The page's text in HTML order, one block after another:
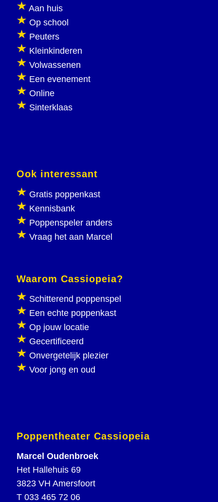
Aan huis
Op school
Peuters
Kleinkinderen
Volwassenen
Een evenement
Online
Sinterklaas
Ook interessant
Gratis poppenkast
Kennisbank
Poppenspeler anders
Vraag het aan Marcel
Waarom Cassiopeia?
Schitterend poppenspel
Een echte poppenkast
Op jouw locatie
Gecertificeerd
Onvergetelijk plezier
Voor jong en oud
Poppentheater Cassiopeia
Marcel Oudenbroek
Het Hallehuis 69
3823 VH Amersfoort
T 033 465 72 06